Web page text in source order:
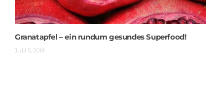
Granatapfel – ein rundum gesundes Superfood!
JULI 5, 2018